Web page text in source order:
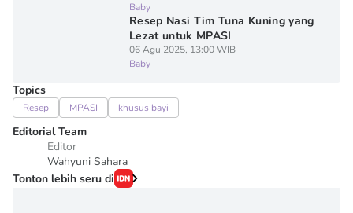
Baby
Resep Nasi Tim Tuna Kuning yang
Lezat untuk MPASI
06 Agu 2025, 13:00 WIB
Baby
Topics
Resep MPASI khusus bayi
Editorial Team
Editor
Wahyuni Sahara
Tonton lebih seru di